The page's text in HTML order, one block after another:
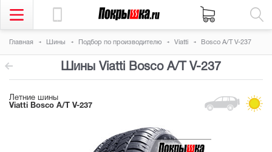
Главная Шины Подбор по производителю Viatti Bosco A/T V-237
Шины Viatti Bosco A/T V-237
Летние шины
Viatti Bosco A/T V-237